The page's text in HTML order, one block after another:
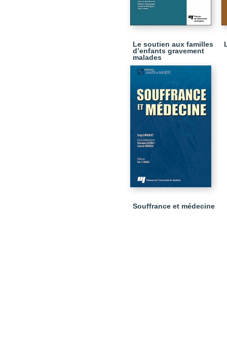
Le soutien aux familles
d’enfants gravement
malades
Souffrance et médecine